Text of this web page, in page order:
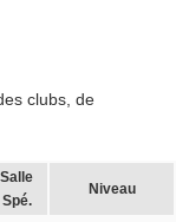
clubs, de
Salle
Spé.
Niveau